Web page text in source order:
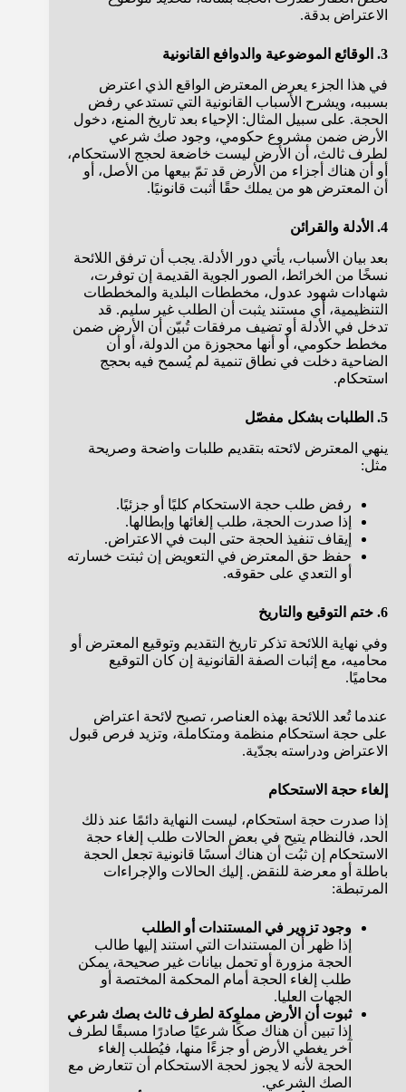
الاعتراض بدقة.
3. الوقائع الموضوعية والدوافع القانونية
في هذا الجزء يعرض المعترض الواقع الذي اعترض
بسببه، ويشرح الأسباب القانونية التي تستدعي رفض
الحجة. على سبيل المثال: الإحياء بعد تاريخ المنع، دخول
الأرض ضمن مشروع حكومي، وجود صك شرعي
لطرف ثالث، أن الأرض ليست خاضعة لحجج الاستحكام،
أو أن هناك أجزاء من الأرض قد تمّ بيعها من الأصل، أو
أن المعترض هو من يملك حقًا أثبت قانونيًا.
4. الأدلة والقرائن
بعد بيان الأسباب، يأتي دور الأدلة. يجب أن ترفق اللائحة
نسخًا من الخرائط، الصور الجوية القديمة إن توفرت،
شهادات شهود عدول، مخططات البلدية والمخططات
التنظيمية، أي مستند يثبت أن الطلب غير سليم. قد
تدخل في الأدلة أو تضيف مرفقات تُبيّن أن الأرض ضمن
مخطط حكومي، أو أنها محجوزة من الدولة، أو أن
الضاحية دخلت في نطاق تنمية لم يُسمح فيه بحجج
استحكام.
5. الطلبات بشكل مفصّل
ينهي المعترض لائحته بتقديم طلبات واضحة وصريحة
مثل:
رفض طلب حجة الاستحكام كليًا أو جزئيًا.
إذا صدرت الحجة، طلب إلغائها وإبطالها.
إيقاف تنفيذ الحجة حتى البت في الاعتراض.
حفظ حق المعترض في التعويض إن ثبتت خسارته
أو التعدي على حقوقه.
6. ختم التوقيع والتاريخ
وفي نهاية اللائحة تذكر تاريخ التقديم وتوقيع المعترض أو
محاميه، مع إثبات الصفة القانونية إن كان التوقيع
محاميًا.
عندما تُعد اللائحة بهذه العناصر، تصبح لائحة اعتراض
على حجة استحكام منظمة ومتكاملة، وتزيد فرص قبول
الاعتراض ودراسته بجدّية.
إلغاء حجة الاستحكام
إذا صدرت حجة استحكام، ليست النهاية دائمًا عند ذلك
الحد، فالنظام يتيح في بعض الحالات طلب إلغاء حجة
الاستحكام إن ثبُت أن هناك أسسًا قانونية تجعل الحجة
باطلة أو معرضة للنقض. إليك الحالات والإجراءات
المرتبطة:
وجود تزوير في المستندات أو الطلب
إذا ظهر أن المستندات التي استند إليها طالب
الحجة مزورة أو تحمل بيانات غير صحيحة، يمكن
طلب إلغاء الحجة أمام المحكمة المختصة أو
الجهات العليا.
ثبوت أن الأرض مملوكة لطرف ثالث بصك شرعي
إذا تبين أن هناك صكًا شرعيًا صادرًا مسبقًا لطرف
آخر يغطي الأرض أو جزءًا منها، فيُطلب إلغاء
الحجة لأنه لا يجوز لحجة الاستحكام أن تتعارض مع
الصك الشرعي.